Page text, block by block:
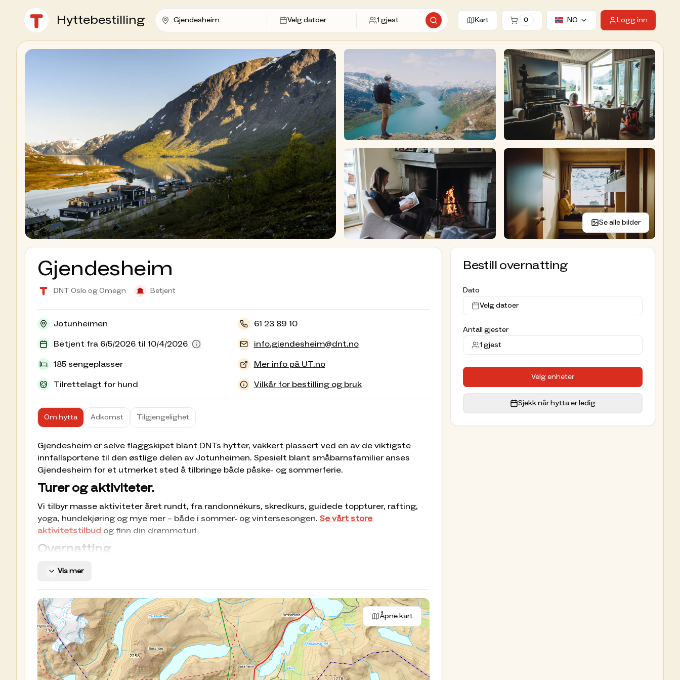
Hyttebestilling Velg datoer 1 gjest Søk etter hytter
Kart 0 NO Logg inn
Se alle bilder
Gjendesheim
DNT Oslo og Omegn Betjent
Jotunheimen
Betjent fra 6/5/2026 til 10/4/2026
185 sengeplasser
Tilrettelagt for hund
61 23 89 10
info.gjendesheim@dnt.no
Mer info på UT.no
Vilkår for bestilling og bruk
Om hytta Adkomst Tilgjengelighet
Gjendesheim er selve flaggskipet blant DNTs hytter, vakkert plassert ved en av de viktigste
innfallsportene til den østlige delen av Jotunheimen. Spesielt blant småbarnsfamilier anses
Gjendesheim for et utmerket sted å tilbringe både påske- og sommerferie.
Turer og aktiviteter.
Vi tilbyr masse aktiviteter året rundt, fra randonnékurs, skredkurs, guidede toppturer, rafting,
yoga, hundekjøring og mye mer – både i sommer- og vintersesongen. Se vårt store
aktivitetstilbud og finn din drømmetur!
Overnatting
Vi har 185 senger, fordelt på 1-, 2- og 4- sengsrom, samt sovesal.
Åpningstider
Vintersesong: Vanligvis fra midten av februar til 1. mai. Sommersesong: Vanligvis fra første
helgen i juni til og med uke 40.Se årets datoer her
Lokalmat
Vi er stolte av maten vi serverer på Gjendesheim. Måltidene våre skal være en opplevelse på lik
Vis mer
Åpne kart
Bestill overnatting
Dato
Velg datoer
Antall gjester
1gjest
Velg enheter
Sjekk når hytta er ledig